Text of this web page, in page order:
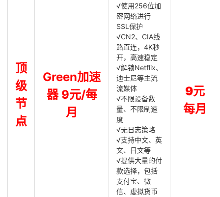
顶
级
节
点
Green加速
器 9元/每
月
√使用256位加
密网络进行
SSL保护
√CN2、CIA线
路直连，4K秒
开，高速稳定
√解锁Netflix、
迪士尼等主流
流媒体
√不限设备数
量、不限制速
度
√无日志策略
√支持中文、英
文、日文等
√提供大量的付
款选择，包括
支付宝、微
信、虚拟货币
9元
每月